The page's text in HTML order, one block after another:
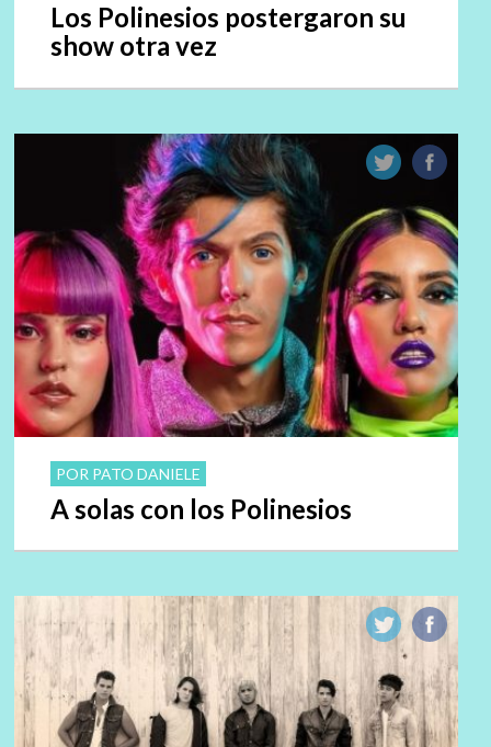
Los Polinesios postergaron su
show otra vez
POR PATO DANIELE
A solas con los Polinesios